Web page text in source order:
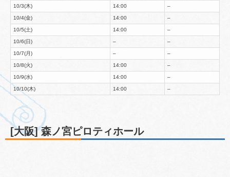
10/3(木) 14:00 –
10/4(金) 14:00 –
10/5(土) 14:00 –
10/6(日) – –
10/7(月) – –
10/8(火) 14:00 –
10/9(水) 14:00 –
10/10(木) 14:00 –
[大阪] 森ノ宮ピロティホール